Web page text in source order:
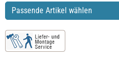
Passende Artikel wählen